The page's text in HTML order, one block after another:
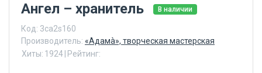
Ангел – хранитель В наличии
Код: 3ca2s160
Производитель: «Адамà», творческая мастерская
Хиты: 1924 Рейтинг: